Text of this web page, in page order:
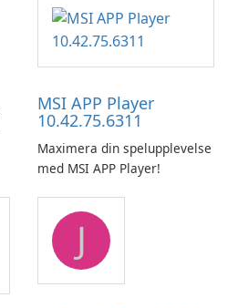
MSI APP Player
10.42.75.6311
Maximera din spelupplevelse
med MSI APP Player!
J